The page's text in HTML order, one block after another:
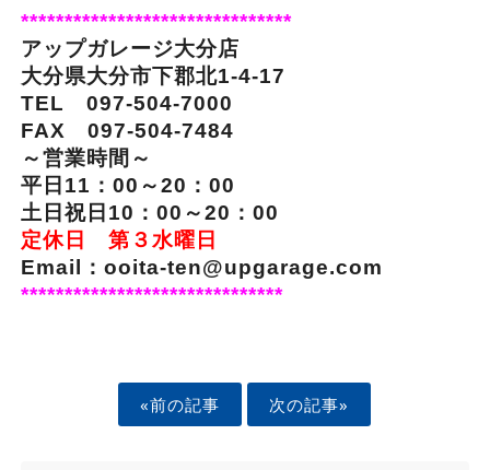
*******************************
アップガレージ大分店
大分県大分市下郡北1-4-17
TEL 097-504-7000
FAX 097-504-7484
～営業時間～
平日11：00～20：00
土日祝日10：00～20：00
定休日 第３水曜日
Email：ooita-ten@upgarage.com
******************************
«前の記事 次の記事»